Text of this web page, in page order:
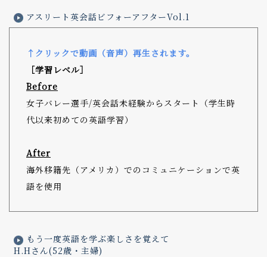
アスリート英会話ビフォーアフターVol.1
↑クリックで動画（音声）再生されます。
［学習レベル］
Before
女子バレー選手/英会話未経験からスタート（学生時
代以来初めての英語学習）
After
海外移籍先（アメリカ）でのコミュニケーションで英
語を使用
もう一度英語を学ぶ楽しさを覚えて
H.Hさん(52歳・主婦)